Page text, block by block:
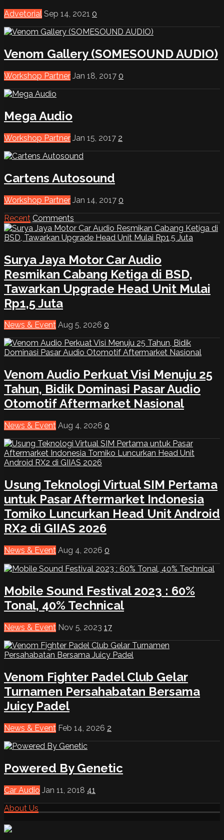
Advetorial Sep 14, 2021 0
Venom Gallery (SOMESOUND AUDIO)
Workshop Partner Jan 18, 2017 0
Mega Audio
Workshop Partner Jan 15, 2017 2
Cartens Autosound
Workshop Partner Jan 14, 2017 0
Recent Comments
Surya Jaya Motor Car Audio
Resmikan Cabang Ketiga di BSD,
Tawarkan Upgrade Head Unit Mulai
Rp1,5 Juta
News & Event Aug 5, 2026 0
Venom Audio Perkuat Visi Menuju 25
Tahun, Bidik Dominasi Pasar Audio
Otomotif Aftermarket Nasional
News & Event Aug 4, 2026 0
Usung Teknologi Virtual SIM Pertama
untuk Pasar Aftermarket Indonesia
Tomiko Luncurkan Head Unit Android
RX2 di GIIAS 2026
News & Event Aug 4, 2026 0
Mobile Sound Festival 2023 : 60%
Tonal, 40% Technical
News & Event Nov 5, 2023 17
Venom Fighter Padel Club Gelar
Turnamen Persahabatan Bersama
Juicy Padel
News & Event Feb 14, 2026 2
Powered By Genetic
Car Audio Jan 11, 2018 41
About Us